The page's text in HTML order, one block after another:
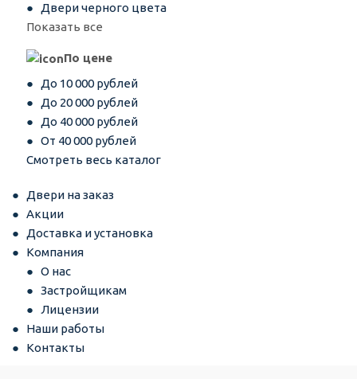
Двери черного цвета
Показать все
По цене
До 10 000 рублей
До 20 000 рублей
До 40 000 рублей
От 40 000 рублей
Смотреть весь каталог
Двери на заказ
Акции
Доставка и установка
Компания
О нас
Застройщикам
Лицензии
Наши работы
Контакты